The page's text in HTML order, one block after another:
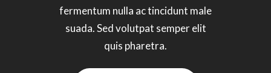
fermentum nulla ac tincidunt male
suada. Sed volutpat semper elit
quis pharetra.